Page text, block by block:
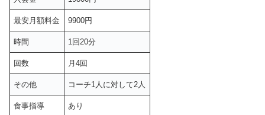
最安月額料金 9900円
時間 1回20分
回数 月4回
その他 コーチ1人に対して2人
食事指導 あり